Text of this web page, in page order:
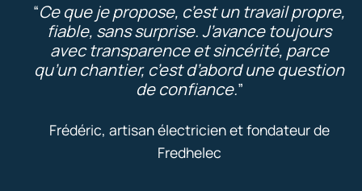
“Ce que je propose, c’est un travail propre,
fiable, sans surprise. J’avance toujours
avec transparence et sincérité, parce
qu’un chantier, c’est d’abord une question
de confiance.”
Frédéric, artisan électricien et fondateur de
Fredhelec